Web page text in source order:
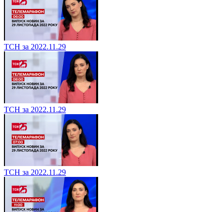
ТСН за 2022.11.29
ТСН за 2022.11.29
ТСН за 2022.11.29